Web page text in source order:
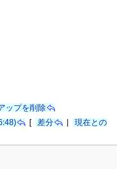
ップを削除
[ 差分
現在との